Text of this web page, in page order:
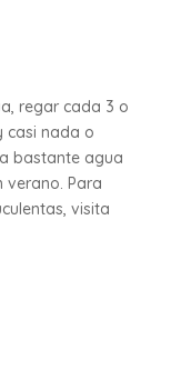
regar cada 3 o
casi nada o
bastante agua
verano. Para
visita